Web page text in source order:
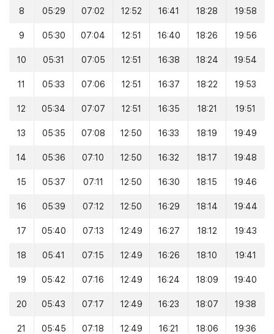
8 05:29 07:02 12:52 16:41 18:28 19:58
9 05:30 07:04 12:51 16:40 18:26 19:56
10 05:31 07:05 12:51 16:38 18:24 19:54
11 05:33 07:06 12:51 16:37 18:22 19:53
12 05:34 07:07 12:51 16:35 18:21 19:51
13 05:35 07:08 12:50 16:33 18:19 19:49
14 05:36 07:10 12:50 16:32 18:17 19:48
15 05:37 07:11 12:50 16:30 18:15 19:46
16 05:39 07:12 12:50 16:29 18:14 19:44
17 05:40 07:13 12:49 16:27 18:12 19:43
18 05:41 07:15 12:49 16:26 18:10 19:41
19 05:42 07:16 12:49 16:24 18:09 19:40
20 05:43 07:17 12:49 16:23 18:07 19:38
21 05:45 07:18 12:49 16:21 18:06 19:36